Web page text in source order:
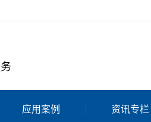
应用案例 资讯专栏